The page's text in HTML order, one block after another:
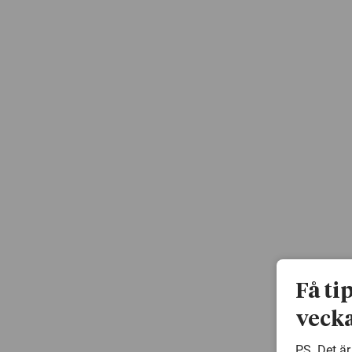
Få